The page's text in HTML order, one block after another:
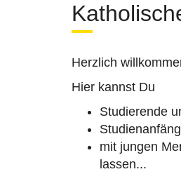
Herzlich
Hier kannst Du
Studierende
mit jungen
lassen...